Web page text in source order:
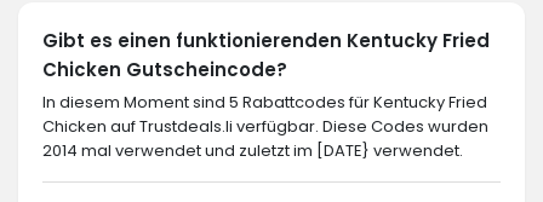
Gibt es einen funktionierenden Kentucky Fried
Chicken Gutscheincode?
In diesem Moment sind 5 Rabattcodes für Kentucky Fried
Chicken auf Trustdeals.li verfügbar. Diese Codes wurden
2014 mal verwendet und zuletzt im [DATE} verwendet.